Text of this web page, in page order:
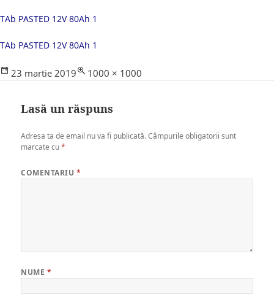
TAb PASTED 12V 80Ah 1
TAb PASTED 12V 80Ah 1
Posted
23 martie 2019
Full
1000 × 1000
Lasă un răspuns
Adresa ta de email nu va fi publicată. Câmpurile obligatorii sunt
marcate cu*
COMENTARIU *
NUME *